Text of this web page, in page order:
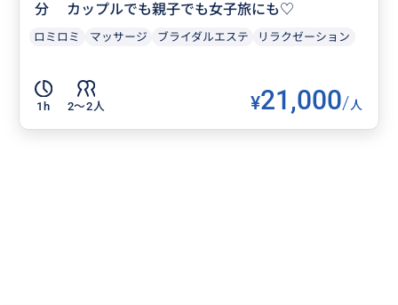
分 カップルでも親子でも女子旅にも♡
ロミロミ マッサージ ブライダルエステ リラクゼーション
1h 2〜2人 ¥21,000/人